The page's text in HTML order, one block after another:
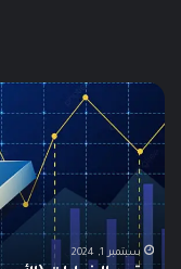
ما
هو
الـ
Swing
دليلك
الشامل
للمبتدئين